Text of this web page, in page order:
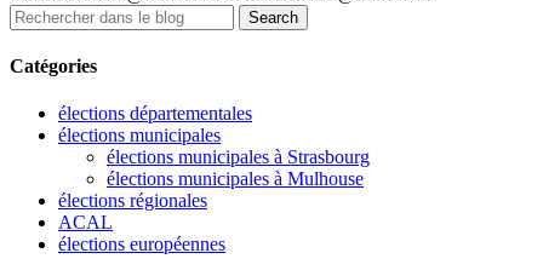
Catégories
élections départementales
élections municipales
élections municipales à Strasbourg
élections municipales à Mulhouse
élections régionales
ACAL
élections européennes